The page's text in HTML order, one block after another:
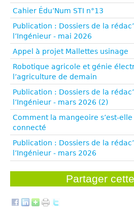
Cahier Édu’Num STI n°13
Publication : Dossiers de la
l’Ingénieur - mai 2026
Appel à projet Mallettes usinage
Robotique agricole et génie
l’agriculture de demain
Publication : Dossiers de la
l’Ingénieur - mars 2026 (2)
Comment la mangeoire s’est-
connecté
Publication : Dossiers de la
l’Ingénieur - mars 2026
Partager